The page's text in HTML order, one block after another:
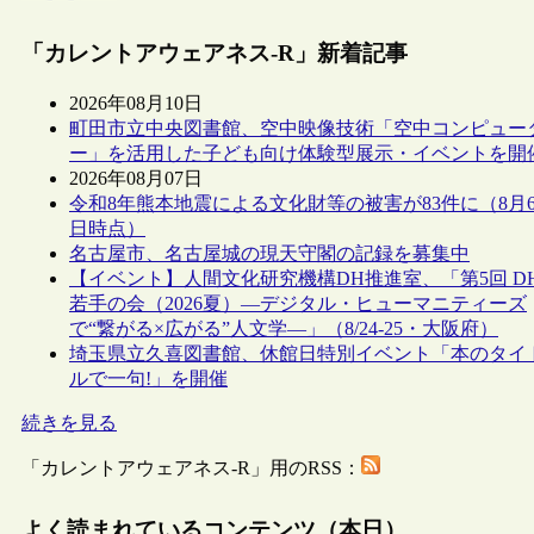
「カレントアウェアネス-R」新着記事
2026年08月10日
町田市立中央図書館、空中映像技術「空中コンピュー
ー」を活用した子ども向け体験型展示・イベントを開
2026年08月07日
令和8年熊本地震による文化財等の被害が83件に（8月
日時点）
名古屋市、名古屋城の現天守閣の記録を募集中
【イベント】人間文化研究機構DH推進室、「第5回
若手の会（2026夏）―デジタル・ヒューマニティーズ
で“繋がる×広がる”人文学―」（8/24-25・大阪府）
埼玉県立久喜図書館、休館日特別イベント「本のタイ
ルで一句!」を開催
続きを見る
「カレントアウェアネス-R」用のRSS：